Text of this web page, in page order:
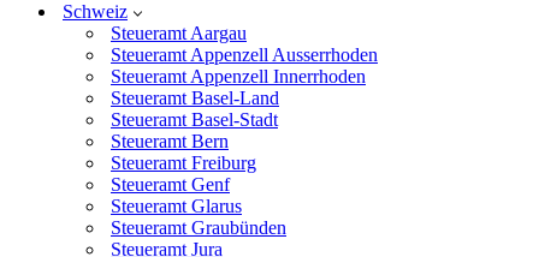
Schweiz
Steueramt Aargau
Steueramt Appenzell Ausserrhoden
Steueramt Appenzell Innerrhoden
Steueramt Basel-Land
Steueramt Basel-Stadt
Steueramt Bern
Steueramt Freiburg
Steueramt Genf
Steueramt Glarus
Steueramt Graubünden
Steueramt Jura